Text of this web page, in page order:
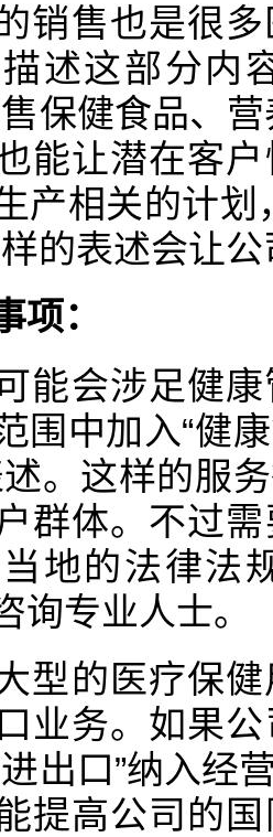
销售也是很
述这部分内
保健食品、
能让潜在客
产相关的计
的表述会让
项：
能会涉足健
围中加入“健
。这样的服
群体。不过
地的法律法
询专业人士。
型的医疗保
业务。如果
出口”纳入经
提高公司的